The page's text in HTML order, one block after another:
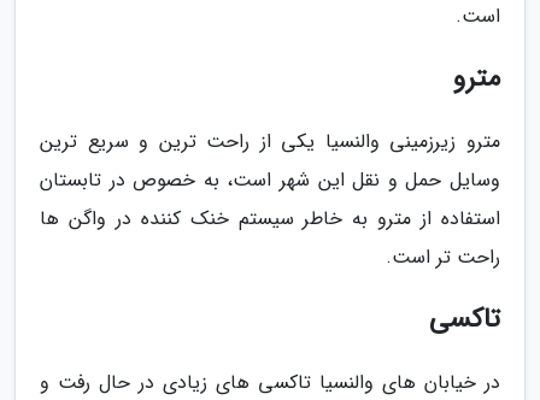
است.
مترو
مترو زیرزمینی والنسیا یکی از راحت ترین و سریع ترین
وسایل حمل و نقل این شهر است، به خصوص در تابستان
استفاده از مترو به خاطر سیستم خنک کننده در واگن ها
راحت تر است.
تاکسی
در خیابان های والنسیا تاکسی های زیادی در حال رفت و